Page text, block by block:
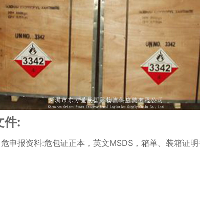
件:
报资料:危包证正本，英文MSDS，箱单、装箱证